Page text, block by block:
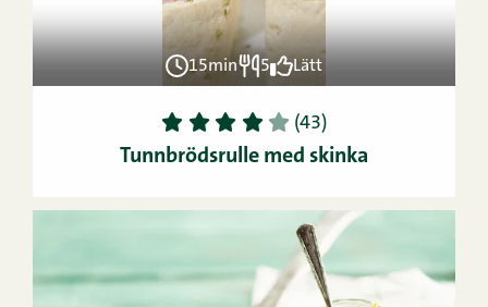
15min 5 Lätt
1 2 3 4 5 (43)
Tunnbrödsrulle med skinka